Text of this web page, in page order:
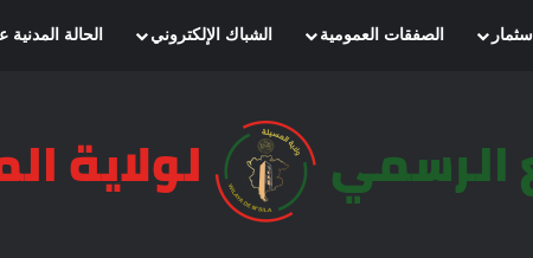
الصفقات العمومية الشباك الإلكتروني الحالة